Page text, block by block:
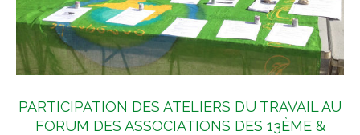
PARTICIPATION DES ATELIERS DU TRAVAIL AU
FORUM DES ASSOCIATIONS DES 13ÈME &